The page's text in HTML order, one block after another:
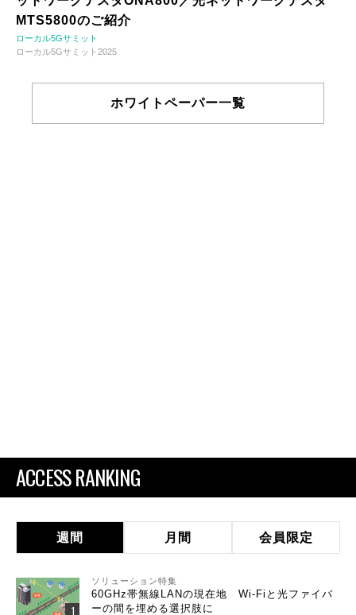
MTS5800のご紹介
ローカル5Gサミット
ローカル5Gサミット2025
ホワイトペーパー一覧
ACCESS RANKING
週間 月間 会員限定
ソリューション特集
60GHz帯無線LANの現在地 Wi-Fiと光ファイバ
ーの間を埋める選択肢に